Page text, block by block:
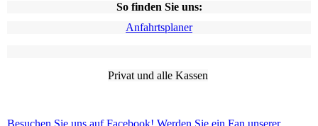
So finden Sie uns:
Anfahrtsplaner
Privat und alle Kassen